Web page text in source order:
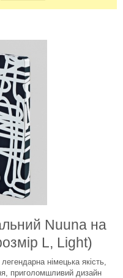
Nuuna на
L, Light)
німецька якість,
приголомшливий дизайн